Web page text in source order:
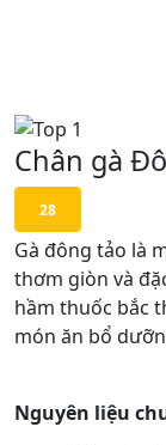
Chân gà
28
Gà đông tảo là
thơm giòn và
hầm thuốc bắc
món ăn bổ
Nguyên liệu